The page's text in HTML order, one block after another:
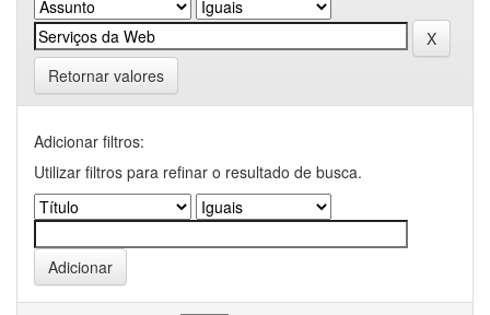
Retornar valores
Adicionar filtros:
Utilizar filtros para refinar o resultado de busca.